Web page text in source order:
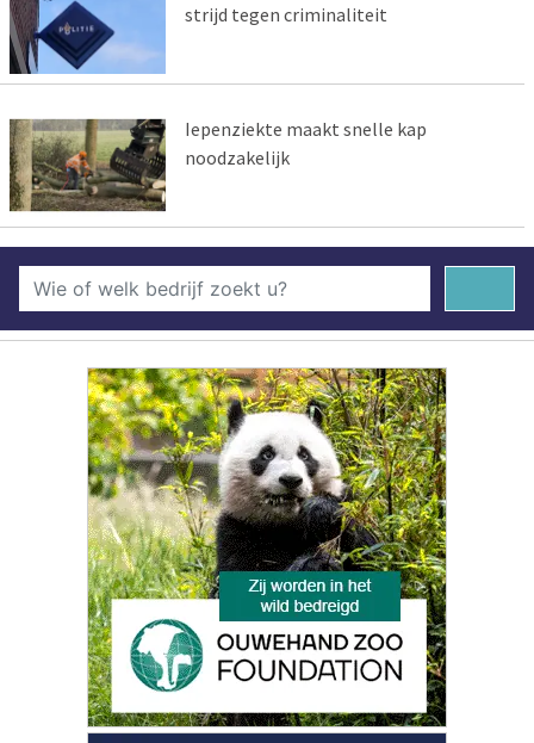
strijd tegen criminaliteit
Iepenziekte maakt snelle kap
noodzakelijk